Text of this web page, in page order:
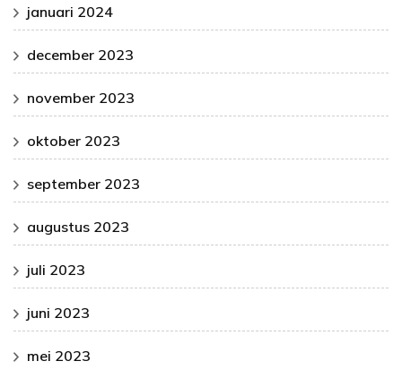
januari 2024
december 2023
november 2023
oktober 2023
september 2023
augustus 2023
juli 2023
juni 2023
mei 2023